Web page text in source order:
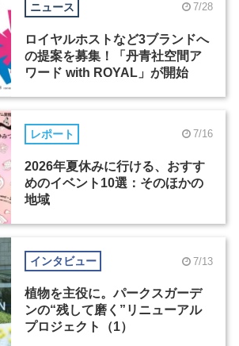
ニュース 7/28
ロイヤルホストなど3ブランドへ
の提案を募集！「丹青社空間ア
ワード with ROYAL」が開始
レポート 7/16
2026年夏休みに行ける、おすす
めのイベント10選：そのほかの
地域
インタビュー 7/13
植物を主役に。パークスガーデ
ンの“残して磨く”リニューアル
プロジェクト（1）